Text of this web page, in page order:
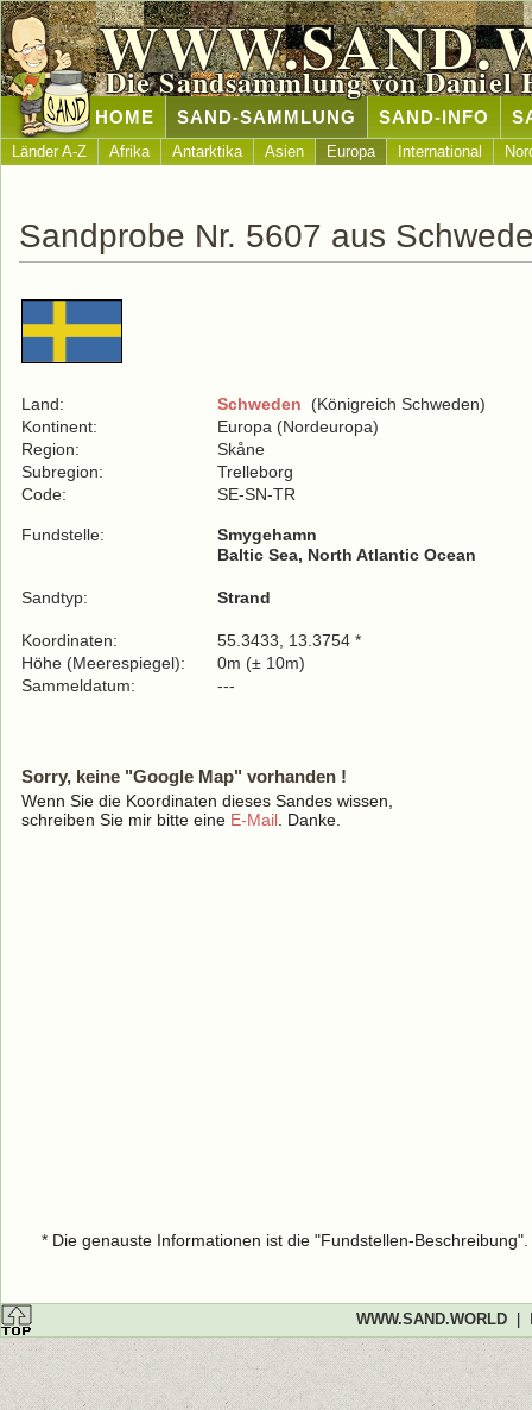
Die Sandsammlung von Daniel
HOME SAND-SAMMLUNG SAND-INFO
Länder A-Z Afrika Antarktika Asien Europa International
Sandprobe Nr. 5607 aus
Land: Schweden (Königreich Schweden)
Kontinent:
Europa (Nordeuropa)
Region:
Skåne
Subregion:
Trelleborg
Code:
SE-SN-TR
Fundstelle:
Smygehamn
Baltic Sea, North Atlantic Ocean
Sandtyp: Strand
Koordinaten:
55.3433, 13.3754 *
Höhe (Meerespiegel):
0m (± 10m)
Sammeldatum:
---
Sorry, keine "Google Map" vorhanden !
Wenn Sie die Koordinaten dieses Sandes wissen,
schreiben Sie mir bitte eine E-Mail . Danke.
* Die genauste Informationen ist die "Fundstellen-
WWW.SAND.WORLD|